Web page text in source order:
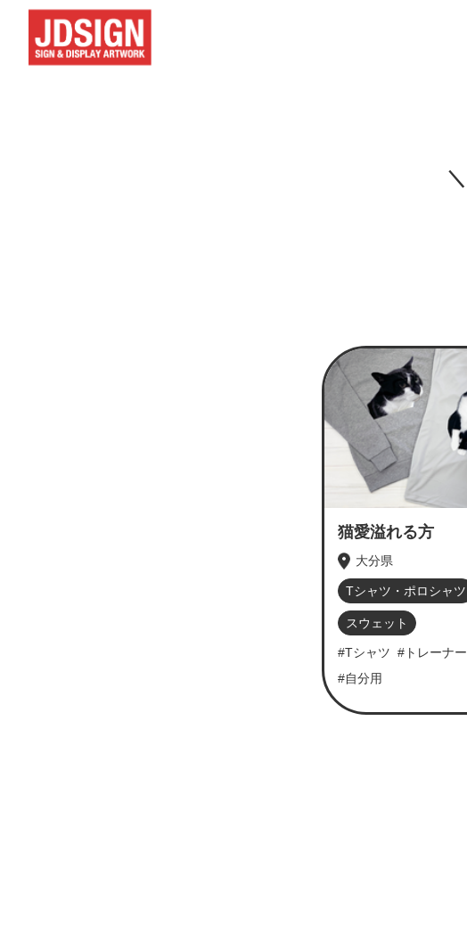
猫愛溢れる方
大分県
Tシャツ・ポロシャツ
スウェット
#Tシャツ #トレーナー
#自分用